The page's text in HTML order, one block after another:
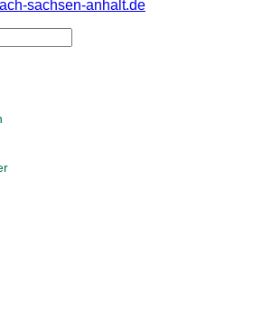
sachsen-anhalt.de